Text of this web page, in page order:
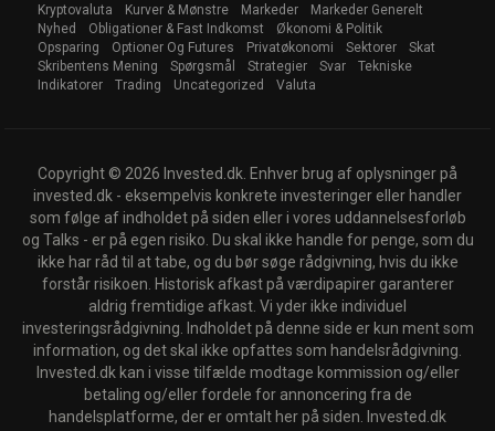
Kryptovaluta
Kurver & Mønstre Markeder
Markeder Generelt
Nyhed
Obligationer & Fast Indkomst
Økonomi & Politik
Opsparing
Optioner Og Futures Privatøkonomi Sektorer
Skat
Skribentens Mening
Spørgsmål Strategier Svar
Tekniske
Indikatorer
Trading Uncategorized Valuta
Copyright © 2026 Invested.dk. Enhver brug af oplysninger på
invested.dk - eksempelvis konkrete investeringer eller handler
som følge af indholdet på siden eller i vores uddannelsesforløb
og Talks - er på egen risiko. Du skal ikke handle for penge, som du
ikke har råd til at tabe, og du bør søge rådgivning, hvis du ikke
forstår risikoen. Historisk afkast på værdipapirer garanterer
aldrig fremtidige afkast. Vi yder ikke individuel
investeringsrådgivning. Indholdet på denne side er kun ment som
information, og det skal ikke opfattes som handelsrådgivning.
Invested.dk kan i visse tilfælde modtage kommission og/eller
betaling og/eller fordele for annoncering fra de
handelsplatforme, der er omtalt her på siden. Invested.dk